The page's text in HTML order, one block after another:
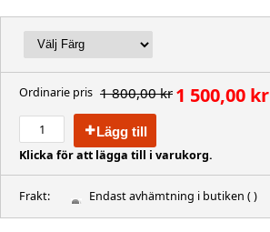
Ordinarie pris 1 800,00 kr 1 500,00 kr
Lägg till
Klicka för att lägga till i varukorg.
Frakt: Endast avhämtning i butiken ( )